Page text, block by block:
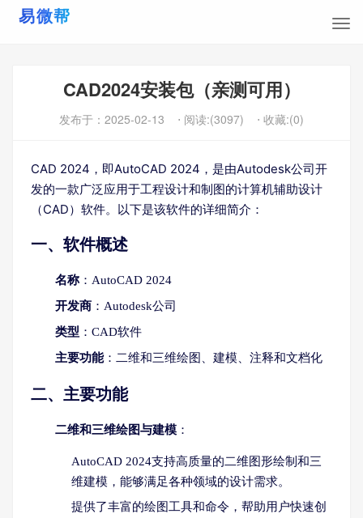
CAD2024安装包（亲测可用）
发布于： 2025-02-13 ⋅ 阅读:(3097) ⋅ 收藏:(0)
CAD 2024，即AutoCAD 2024，是由Autodesk公司开
发的一款广泛应用于工程设计和制图的计算机辅助设计
（CAD）软件。以下是该软件的详细简介：
一、软件概述
名称：AutoCAD 2024
开发商 ：Autodesk公司
类型 ：CAD软件
主要功能：二维和三维绘图、建模、注释和文档化
二、主要功能
二维和三维绘图与建模 ：
AutoCAD 2024支持高质量的二维图形绘制和三
维建模，能够满足各种领域的设计需求。
提供了丰富的绘图工具和命令，帮助用户快速创